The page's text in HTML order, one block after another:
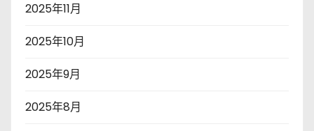
2025年11月
2025年10月
2025年9月
2025年8月